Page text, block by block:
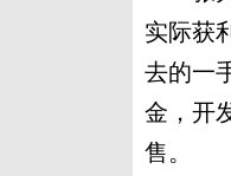
实际获
去的一
金，开
售。